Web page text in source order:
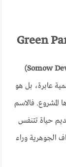
عابرة، بل هو
المشروع. فالاسم
حياة تتنفس
الجوهرية وراء